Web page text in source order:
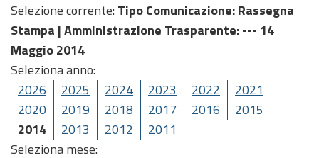
Selezione corrente: Tipo Comunicazione: Rassegna
Stampa |Amministrazione Trasparente: --- 14
Maggio 2014
Seleziona anno:
2026
2025 2024 2023 2022
2021
2020
2019 2018 2017 2016
2015
2014
2013 2012
2011
Seleziona mese: